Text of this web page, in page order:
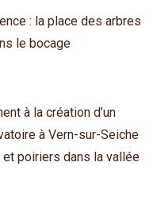
: la place des arbres
le bocage
à la création d’un
à Vern-sur-Seiche
poiriers dans la vallée